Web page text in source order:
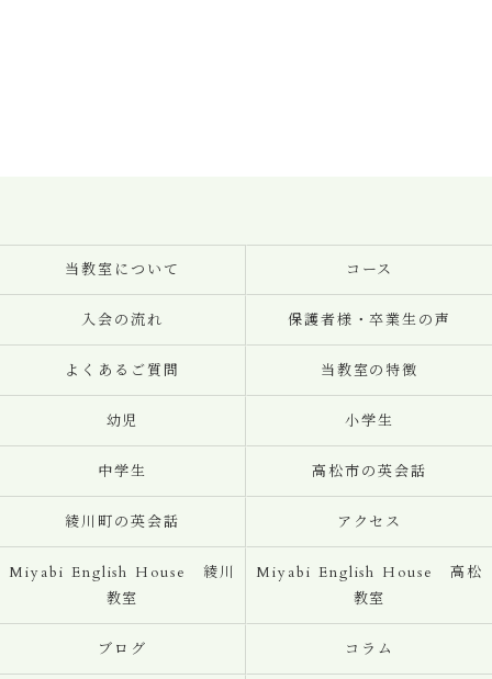
当教室について コース
入会の流れ 保護者様・卒業生の声
よくあるご質問 当教室の特徴
幼児 小学生
中学生 高松市の英会話
綾川町の英会話 アクセス
Miyabi English House 綾川
教室
Miyabi English House 高松
教室
ブログ コラム